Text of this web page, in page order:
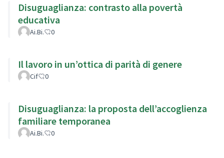
Disuguaglianza: contrasto alla povertà
educativa
Ai.Bi. 0
Il lavoro in un’ottica di parità di genere
Cif 0
Disuguaglianza: la proposta dell’accoglienza
familiare temporanea
Ai.Bi. 0